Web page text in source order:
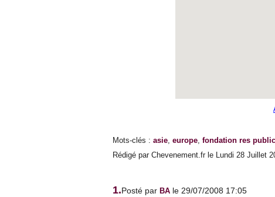
Mots-clés : asie, europe, fondation res
Rédigé par Chevenement.fr le Lundi 28 Juillet
1.Posté par BA le 29/07/2008 17:05